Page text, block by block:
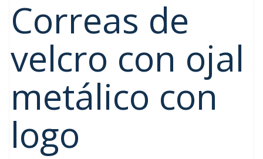
Correas de
velcro con ojal
metálico con
logo